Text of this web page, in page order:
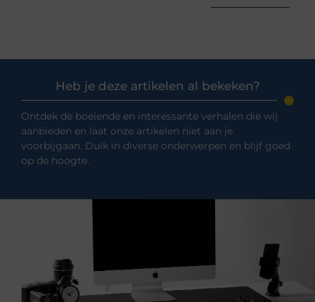
Heb je deze artikelen al bekeken?
Ontdek de boeiende en interessante verhalen die wij
aanbieden en laat onze artikelen niet aan je
voorbijgaan. Duik in diverse onderwerpen en blijf goed
op de hoogte.